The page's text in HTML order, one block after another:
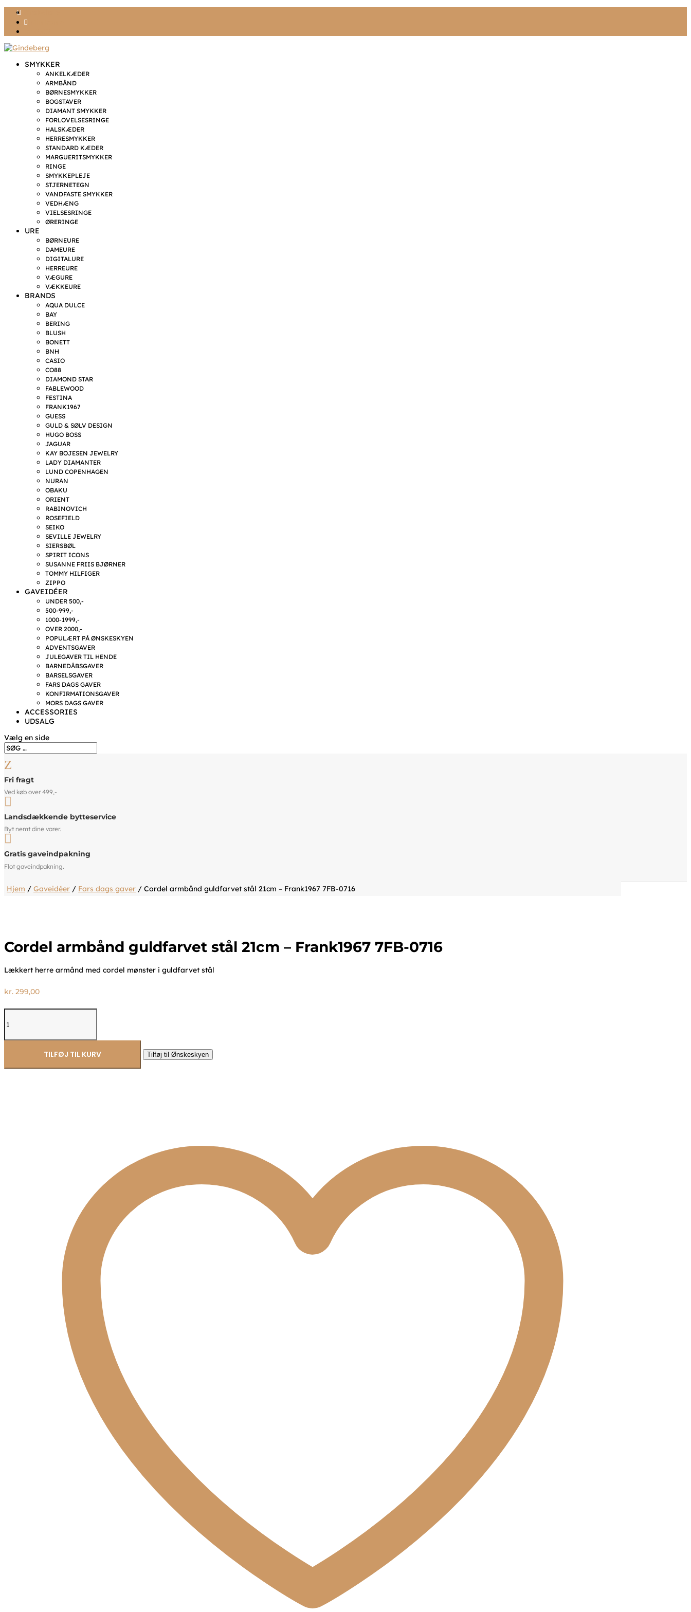
SMYKKER
ANKELKÆDER
ARMBÅND
BØRNESMYKKER
BOGSTAVER
DIAMANT SMYKKER
FORLOVELSESRINGE
HALSKÆDER
HERRESMYKKER
STANDARD KÆDER
MARGUERITSMYKKER
RINGE
SMYKKEPLEJE
STJERNETEGN
VANDFASTE SMYKKER
VEDHÆNG
VIELSESRINGE
ØRERINGE
URE
BØRNEURE
DAMEURE
DIGITALURE
HERREURE
VÆGURE
VÆKKEURE
BRANDS
AQUA DULCE
BAY
BERING
BLUSH
BONETT
BNH
CASIO
CO88
DIAMOND STAR
FABLEWOOD
FESTINA
FRANK1967
GUESS
GULD & SØLV DESIGN
HUGO BOSS
JAGUAR
KAY BOJESEN JEWELRY
LADY DIAMANTER
LUND COPENHAGEN
NURAN
OBAKU
ORIENT
RABINOVICH
ROSEFIELD
SEIKO
SEVILLE JEWELRY
SIERSBØL
SPIRIT ICONS
SUSANNE FRIIS BJØRNER
TOMMY HILFIGER
ZIPPO
GAVEIDÉER
UNDER 500,-
500-999,-
1000-1999,-
OVER 2000,-
POPULÆRT PÅ ØNSKESKYEN
ADVENTSGAVER
JULEGAVER TIL HENDE
BARNEDÅBSGAVER
BARSELSGAVER
FARS DAGS GAVER
KONFIRMATIONSGAVER
MORS DAGS GAVER
ACCESSORIES
UDSALG
Vælg en side
Z
Fri fragt
Ved køb over 499,-

Landsdækkende bytteservice
Byt nemt dine varer.

Gratis gaveindpakning
Flot gaveindpakning.
Hjem / Gaveidéer / Fars dags gaver / Cordel armbånd guldfarvet stål 21cm – Frank1967 7FB-0716
Cordel armbånd guldfarvet stål 21cm – Frank1967 7FB-0716
Lækkert herre armånd med cordel mønster i guldfarvet stål
kr. 299,00
Cordel
armbånd
stål
Frank1967
TILFØJ TIL KURV Tilføj til Ønskeskyen